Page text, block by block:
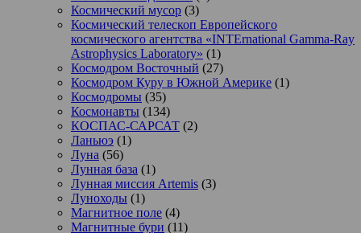
Космический мусор (3)
Космический телескоп Европейского
космического агентства «INTErnational Gamma-Ray
Astrophysics Laboratory» (1)
Космодром Восточный (27)
Космодром Куру в Южной Америке (1)
Космодромы (35)
Космонавты (134)
КОСПАС-САРСАТ (2)
Ланьюэ (1)
Луна (56)
Лунная база (1)
Лунная миссия Artemis (3)
Луноходы (1)
Магнитное поле (4)
Магнитные бури (11)